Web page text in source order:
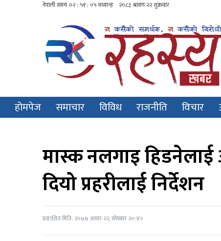
होमपेज समाचार विविध राजनीति विचार
मास्क नलगाइ हिडनेलाई
दियो प्रहरीलाई निर्देशन
प्रकाशित मिति: २०७७ असार २२, सोमबार २०:४०